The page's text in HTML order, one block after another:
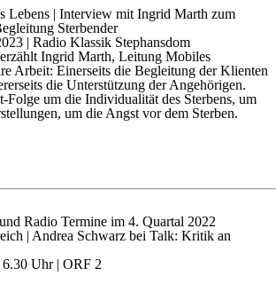
Lebens | Interview mit Ingrid Marth zum
Sterbender
| Radio Klassik Stephansdom
Ingrid Marth, Leitung Mobiles
Arbeit: Einerseits die Begleitung der Klienten
die Unterstützung der Angehörigen.
Folge um die Individualität des Sterbens, um
um die Angst vor dem Sterben.
Radio Termine im 4. Quartal 2022
| Andrea Schwarz bei Talk: Kritik an
Uhr | ORF 2